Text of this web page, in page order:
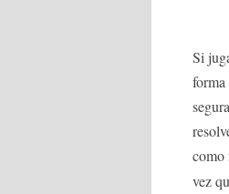
Si
forma
como
vez